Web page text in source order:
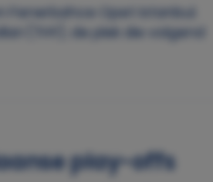
Fenerbahce Opet Istanbul.
(THY), de plek die volgend
play-offs